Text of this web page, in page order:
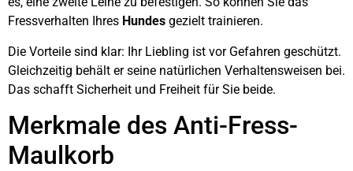
Fressverhalten Ihres Hundes gezielt trainieren.
Die Vorteile sind klar: Ihr Liebling ist vor Gefahren geschützt.
Gleichzeitig behält er seine natürlichen Verhaltensweisen bei.
Das schafft Sicherheit und Freiheit für Sie beide.
Merkmale des Anti-Fress-
Maulkorb